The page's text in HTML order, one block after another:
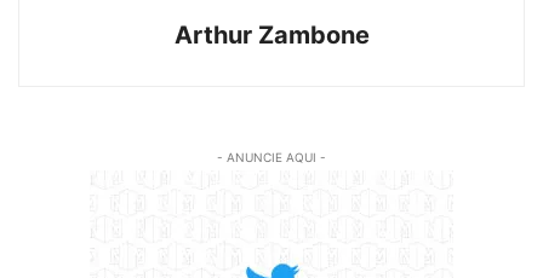
Arthur Zambone
- ANUNCIE AQUI -